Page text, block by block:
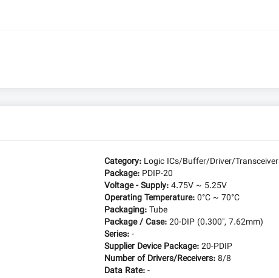
Category: Logic ICs/Buffer/Driver/Transceiver
Package: PDIP-20
Voltage - Supply:4.75V ~ 5.25V
Operating Temperature:0°C ~ 70°C
Packaging:Tube
Package / Case:20-DIP (0.300", 7.62mm)
Series:-
Supplier Device Package:20-PDIP
Number of Drivers/Receivers:8/8
Data Rate:-